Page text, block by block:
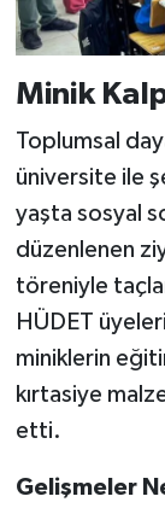
Minik
Toplumsal
üniversite ile
yaşta sosyal
düzenlenen
töreniyle
HÜDET
miniklerin
kırtasiye
etti.
Gelişmeler